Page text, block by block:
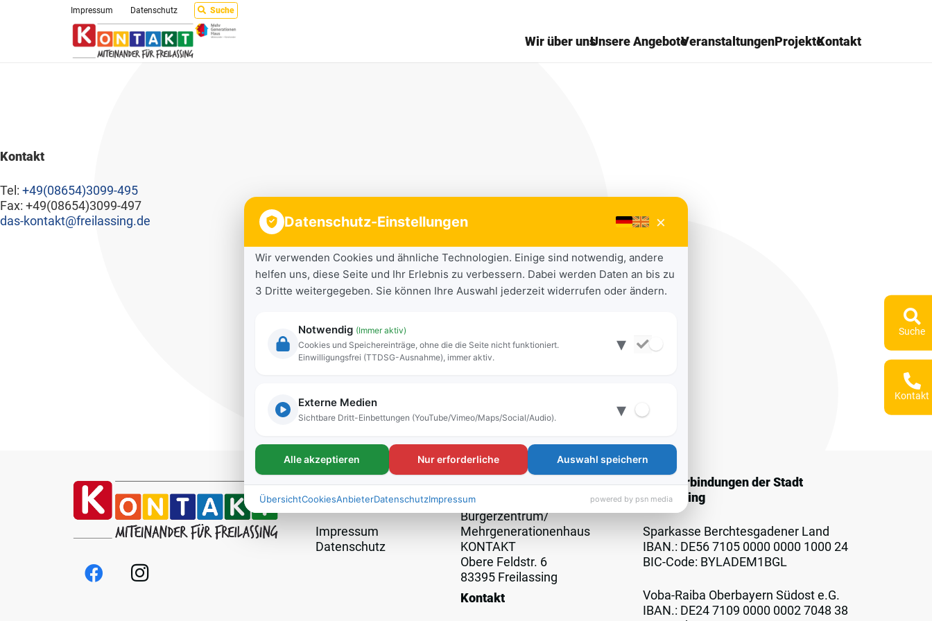
Impressum Datenschutz Suche
Wir über unsUnsere AngeboteVeranstaltungenProjekteKontakt
Kontakt
Tel: +49(08654)3099-495
Fax: +49(08654)3099-497
das-kontakt@freilassing.de
Rechtliche
Angaben
Impressum
Datenschutz
Anschrift
Bürgerzentrum/
Mehrgenerationenhaus
KONTAKT
Obere Feldstr. 6
83395 Freilassing
Kontakt
Bankverbindungen der Stadt
Freilassing
Sparkasse Berchtesgadener Land
IBAN.: DE56 7105 0000 0000 1000 24
BIC-Code: BYLADEM1BGL
Voba-Raiba Oberbayern Südost e.G.
IBAN.: DE24 7109 0000 0002 7048 38
Suche
Kontakt
Datenschutz-Einstellungen ×
Wir verwenden Cookies und ähnliche Technologien. Einige sind notwendig, andere
helfen uns, diese Seite und Ihr Erlebnis zu verbessern. Dabei werden Daten an bis zu
3 Dritte weitergegeben. Sie können Ihre Auswahl jederzeit widerrufen oder ändern.
Notwendig (Immer aktiv)
Cookies und Speichereinträge, ohne die die Seite nicht funktioniert.
Einwilligungsfrei (TTDSG-Ausnahme), immer aktiv.
▾
Externe Medien
Sichtbare Dritt-Einbettungen (YouTube/Vimeo/Maps/Social/Audio). ▾
Alle akzeptieren Nur erforderliche Auswahl speichern
ÜbersichtCookiesAnbieterDatenschutzImpressum powered by psn media